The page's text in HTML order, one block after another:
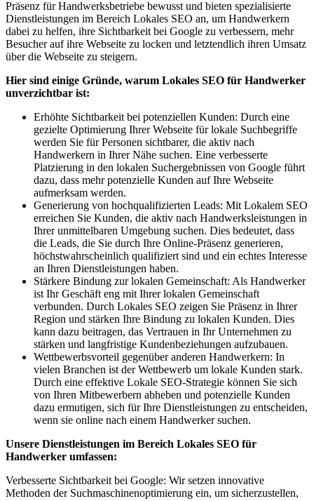
Präsenz für Handwerksbetriebe bewusst und bieten spezialisierte
Dienstleistungen im Bereich Lokales SEO an, um Handwerkern
dabei zu helfen, ihre Sichtbarkeit bei Google zu verbessern, mehr
Besucher auf ihre Webseite zu locken und letztendlich ihren Umsatz
über die Webseite zu steigern.
Hier sind einige Gründe, warum Lokales SEO für Handwerker
unverzichtbar ist:
Erhöhte Sichtbarkeit bei potenziellen Kunden: Durch eine
gezielte Optimierung Ihrer Webseite für lokale Suchbegriffe
werden Sie für Personen sichtbarer, die aktiv nach
Handwerkern in Ihrer Nähe suchen. Eine verbesserte
Platzierung in den lokalen Suchergebnissen von Google führt
dazu, dass mehr potenzielle Kunden auf Ihre Webseite
aufmerksam werden.
Generierung von hochqualifizierten Leads: Mit Lokalem SEO
erreichen Sie Kunden, die aktiv nach Handwerksleistungen in
Ihrer unmittelbaren Umgebung suchen. Dies bedeutet, dass
die Leads, die Sie durch Ihre Online-Präsenz generieren,
höchstwahrscheinlich qualifiziert sind und ein echtes Interesse
an Ihren Dienstleistungen haben.
Stärkere Bindung zur lokalen Gemeinschaft: Als Handwerker
ist Ihr Geschäft eng mit Ihrer lokalen Gemeinschaft
verbunden. Durch Lokales SEO zeigen Sie Präsenz in Ihrer
Region und stärken Ihre Bindung zu lokalen Kunden. Dies
kann dazu beitragen, das Vertrauen in Ihr Unternehmen zu
stärken und langfristige Kundenbeziehungen aufzubauen.
Wettbewerbsvorteil gegenüber anderen Handwerkern: In
vielen Branchen ist der Wettbewerb um lokale Kunden stark.
Durch eine effektive Lokale SEO-Strategie können Sie sich
von Ihren Mitbewerbern abheben und potenzielle Kunden
dazu ermutigen, sich für Ihre Dienstleistungen zu entscheiden,
wenn sie online nach einem Handwerker suchen.
Unsere Dienstleistungen im Bereich Lokales SEO für
Handwerker umfassen:
Verbesserte Sichtbarkeit bei Google: Wir setzen innovative
Methoden der Suchmaschinenoptimierung ein, um sicherzustellen,